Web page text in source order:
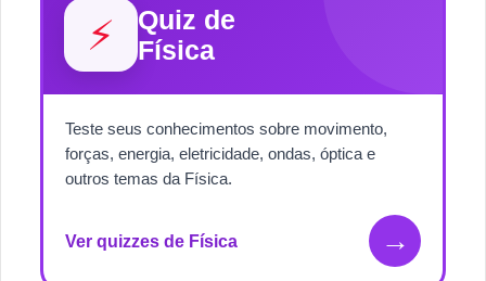
⚡
Quiz de
Física
Teste seus conhecimentos sobre movimento,
forças, energia, eletricidade, ondas, óptica e
outros temas da Física.
Ver quizzes de Física →